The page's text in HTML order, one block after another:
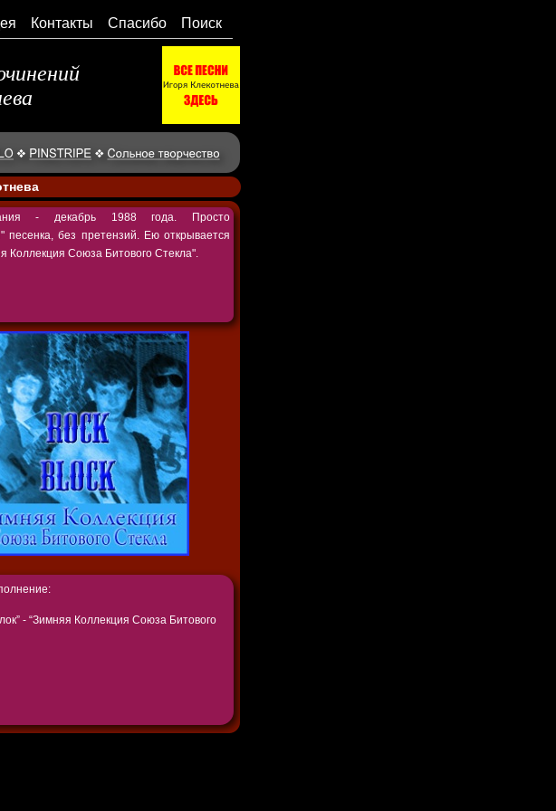
Контакты Спасибо Поиск
- декабрь 1988 года. Просто
песенка, без претензий. Ею открывается
Коллекция Союза Битового Стекла".
- “Зимняя Коллекция Союза Битового